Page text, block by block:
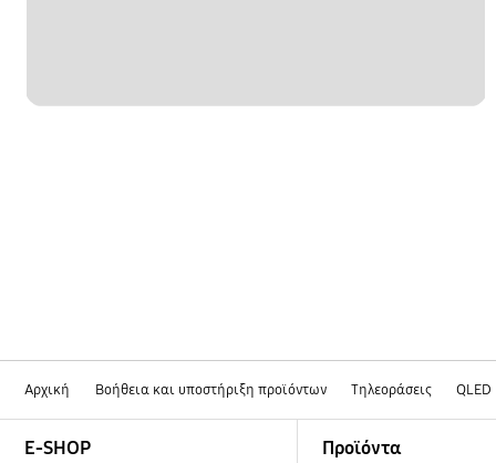
Αρχική Βοήθεια και υποστήριξη προϊόντων Τηλεοράσεις QLED
E-SHOP Προϊόντα